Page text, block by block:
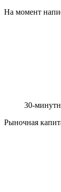
На момент
30-
Рыночная